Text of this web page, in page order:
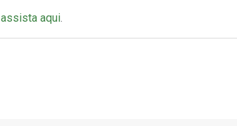
assista aqui.